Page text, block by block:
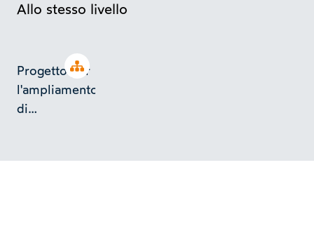
Allo stesso livello
Open tree
Progetto per
l'ampliamento
di
strada della